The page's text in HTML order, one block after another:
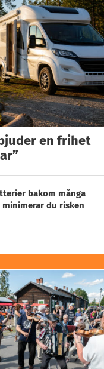
en frihet
bakom många
minimerar du risken